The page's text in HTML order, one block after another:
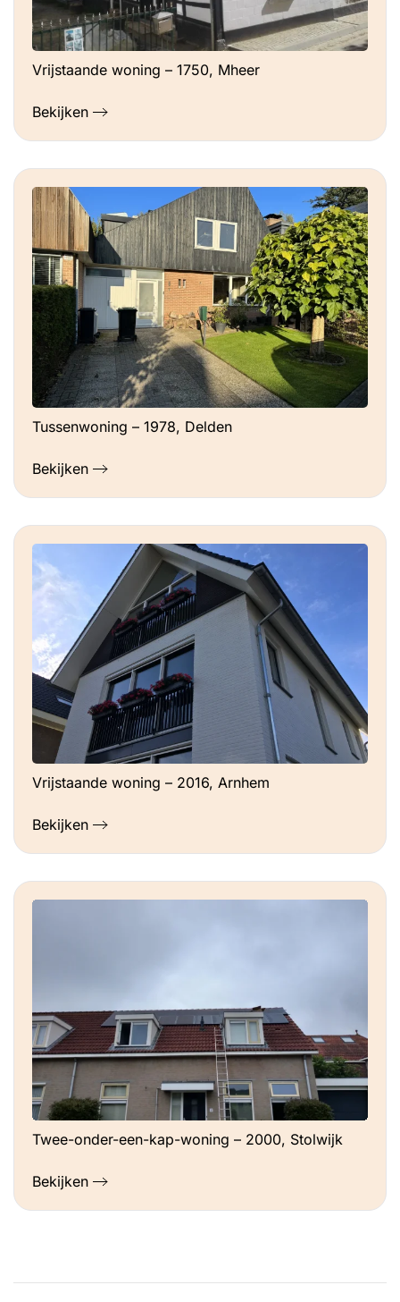
Vrijstaande woning – 1750, Mheer
Bekijken
Tussenwoning – 1978, Delden
Bekijken
Vrijstaande woning – 2016, Arnhem
Bekijken
Twee-onder-een-kap-woning – 2000, Stolwijk
Bekijken